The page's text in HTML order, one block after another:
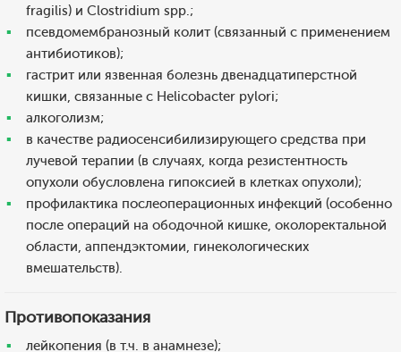
fragilis) и Clostridium spp.;
псевдомембранозный колит (связанный с применением
антибиотиков);
гастрит или язвенная болезнь двенадцатиперстной
кишки, связанные с Helicobacter pylori;
алкоголизм;
в качестве радиосенсибилизирующего средства при
лучевой терапии (в случаях, когда резистентность
опухоли обусловлена гипоксией в клетках опухоли);
профилактика послеоперационных инфекций (особенно
после операций на ободочной кишке, околоректальной
области, аппендэктомии, гинекологических
вмешательств).
Противопоказания
лейкопения (в т.ч. в анамнезе);